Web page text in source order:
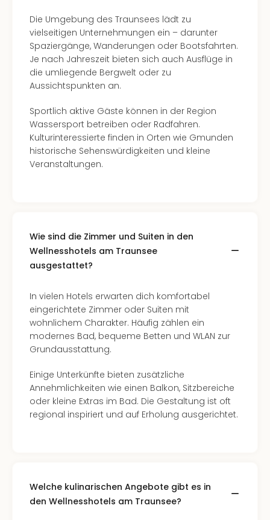
Die Umgebung des Traunsees lädt zu
vielseitigen Unternehmungen ein – darunter
Spaziergänge, Wanderungen oder Bootsfahrten.
Je nach Jahreszeit bieten sich auch Ausflüge in
die umliegende Bergwelt oder zu
Aussichtspunkten an.
Sportlich aktive Gäste können in der Region
Wassersport betreiben oder Radfahren.
Kulturinteressierte finden in Orten wie Gmunden
historische Sehenswürdigkeiten und kleine
Veranstaltungen.
Wie sind die Zimmer und Suiten in den
Wellnesshotels am Traunsee
ausgestattet?
In vielen Hotels erwarten dich komfortabel
eingerichtete Zimmer oder Suiten mit
wohnlichem Charakter. Häufig zählen ein
modernes Bad, bequeme Betten und WLAN zur
Grundausstattung.
Einige Unterkünfte bieten zusätzliche
Annehmlichkeiten wie einen Balkon, Sitzbereiche
oder kleine Extras im Bad. Die Gestaltung ist oft
regional inspiriert und auf Erholung ausgerichtet.
Welche kulinarischen Angebote gibt es in
den Wellnesshotels am Traunsee?